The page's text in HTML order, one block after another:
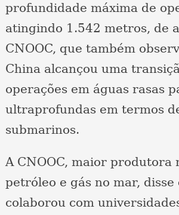
profundidade máxima de
atingindo 1.542 metros, de
CNOOC, que também
China alcançou uma
operações em águas rasas
ultraprofundas em termos
submarinos.
A CNOOC, maior produtora
petróleo e gás no mar, disse
colaborou com